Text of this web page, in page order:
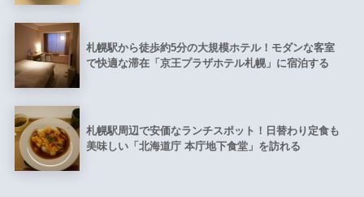
札幌駅から徒歩約5分の大規模ホテル！モダンな客室
で快適な滞在「京王プラザホテル札幌」に宿泊する
札幌駅周辺で安価なランチスポット！日替わり定食も
美味しい「北海道庁 本庁地下食堂」を訪れる